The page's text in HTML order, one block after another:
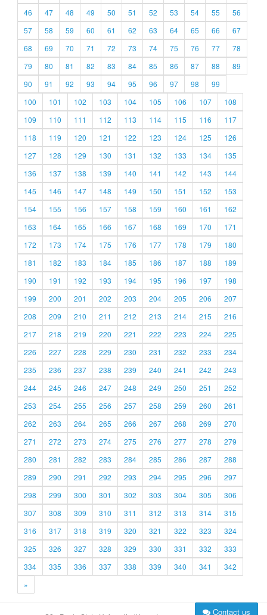
46
47 48 49 50 51 52 53 54 55
56
57
58 59 60 61 62 63 64 65 66
67
68
69 70 71 72 73 74 75 76 77
78
79
80 81 82 83 84 85 86 87 88
89
90
91 92 93 94 95 96 97 98
99
100
101 102 103 104 105 106 107
108
109
110 111 112 113 114 115 116
117
118
119 120 121 122 123 124 125
126
127
128 129 130 131 132 133 134
135
136
137 138 139 140 141 142 143
144
145
146 147 148 149 150 151 152
153
154
155 156 157 158 159 160 161
162
163
164 165 166 167 168 169 170
171
172
173 174 175 176 177 178 179
180
181
182 183 184 185 186 187 188
189
190
191 192 193 194 195 196 197
198
199
200 201 202 203 204 205 206
207
208
209 210 211 212 213 214 215
216
217
218 219 220 221 222 223 224
225
226
227 228 229 230 231 232 233
234
235
236 237 238 239 240 241 242
243
244
245 246 247 248 249 250 251
252
253
254 255 256 257 258 259 260
261
262
263 264 265 266 267 268 269
270
271
272 273 274 275 276 277 278
279
280
281 282 283 284 285 286 287
288
289
290 291 292 293 294 295 296
297
298
299 300 301 302 303 304 305
306
307
308 309 310 311 312 313 314
315
316
317 318 319 320 321 322 323
324
325
326 327 328 329 330 331 332
333
334
335 336 337 338 339 340 341
342
»
Contact us